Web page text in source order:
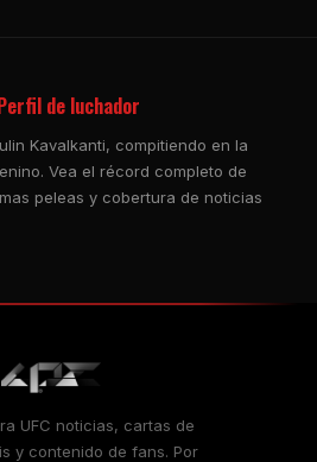
de luchador
Kavalkanti, compitiendo en la
Vea el récord completo de
peleas y cobertura de noticias
UFC noticias, cartas de
y contenido de fans. Por